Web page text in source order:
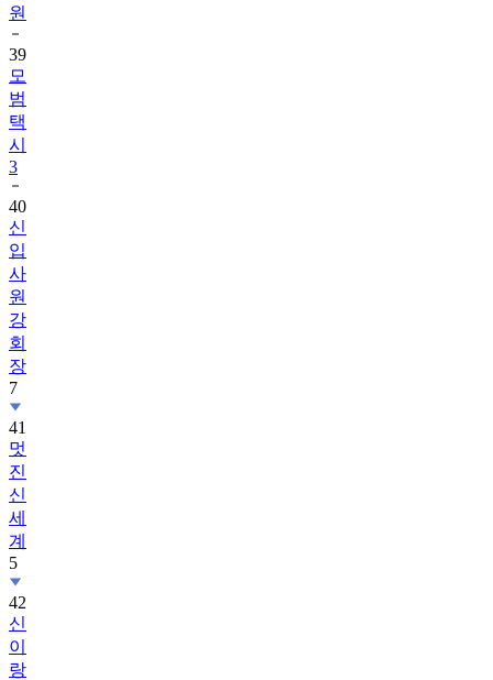
원
39
모
범
택
시
3
40
신
입
사
원
강
회
장
7
41
멋
진
신
세
계
5
42
신
이
랑